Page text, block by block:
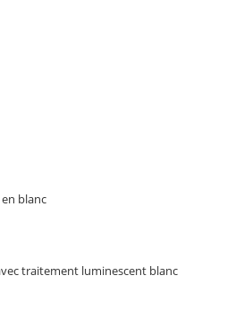
blanc
traitement luminescent blanc